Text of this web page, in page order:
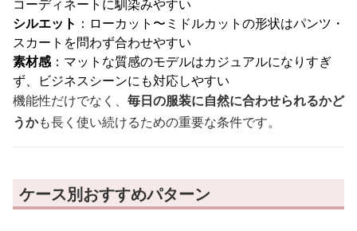
コーディネートに馴染みやすい
シルエット ：ローカット〜ミドルカットの形状はパンツ・
スカートを問わず合わせやすい
素材感：マットな質感のモデルはカジュアルになりすぎ
ず、ビジネスシーンにも対応しやすい
機能性だけでなく、 毎日の服装に自然に合わせられるかど
うかも長く使い続けるための重要な条件です。
ケース別おすすめパターン